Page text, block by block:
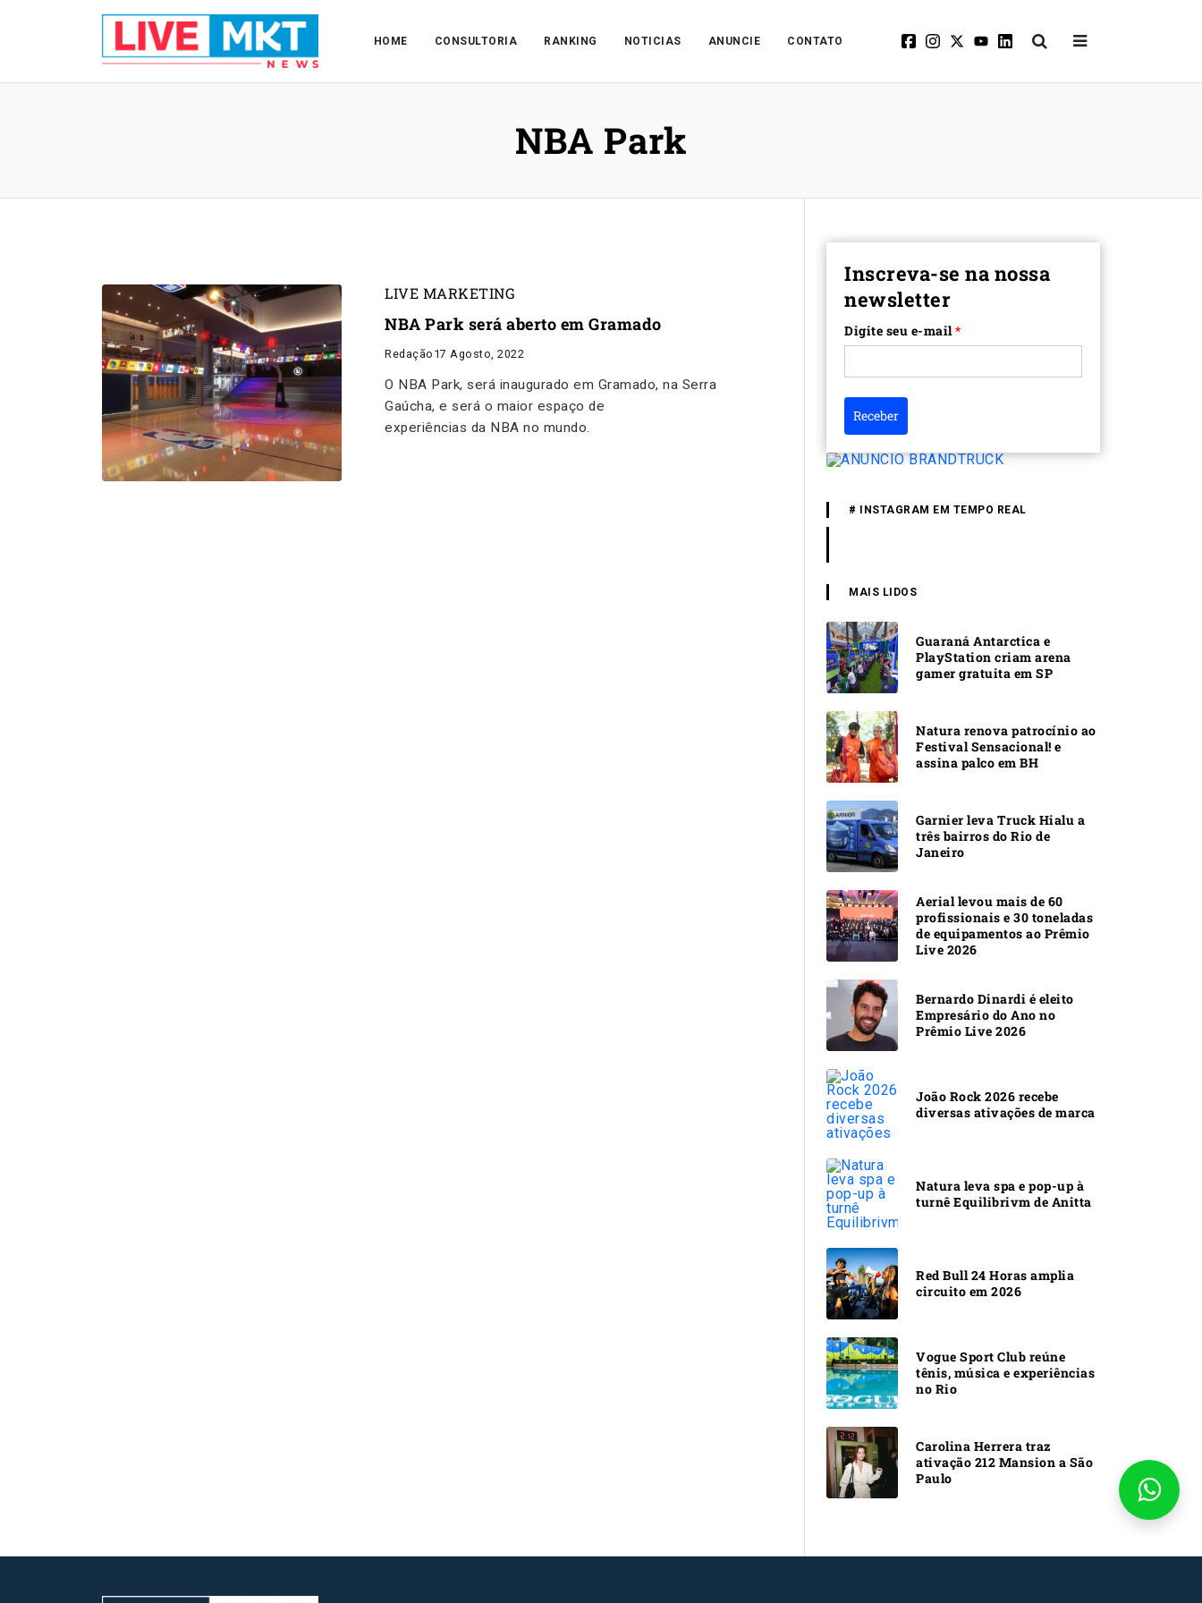
HOME CONSULTORIA RANKING NOTICIAS ANUNCIE CONTATO
NBA Park
LIVE MARKETING
NBA Park será aberto em Gramado
Redação 17 Agosto, 2022
O NBA Park, será inaugurado em Gramado, na Serra
Gaúcha, e será o maior espaço de
experiências da NBA no mundo.
Inscreva-se na nossa
newsletter
Digite seu e-mail*
Receber
# INSTAGRAM EM TEMPO REAL
MAIS LIDOS
Guaraná Antarctica e
PlayStation criam arena
gamer gratuita em SP
Natura renova patrocínio ao
Festival Sensacional! e
assina palco em BH
Garnier leva Truck Hialu a
três bairros do Rio de
Janeiro
Aerial levou mais de 60
profissionais e 30 toneladas
de equipamentos ao Prêmio
Live 2026
Bernardo Dinardi é eleito
Empresário do Ano no
Prêmio Live 2026
João Rock 2026 recebe
diversas ativações de marca
Natura leva spa e pop-up à
turnê Equilibrivm de Anitta
Red Bull 24 Horas amplia
circuito em 2026
Vogue Sport Club reúne
tênis, música e experiências
no Rio
Carolina Herrera traz
ativação 212 Mansion a São
Paulo